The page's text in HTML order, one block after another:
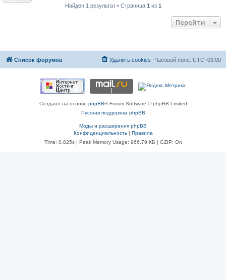
Найден 1 результат • Страница 1 из 1
Перейти
Список форумов Часовой пояс: UTC+03:00
Удалить cookies
Создано на основе phpBB® Forum Software © phpBB Limited
Русская поддержка phpBB
Моды и расширения phpBB
Конфиденциальность| Правила
Time: 0.025s| Peak Memory Usage: 966.79 КБ | GZIP: On